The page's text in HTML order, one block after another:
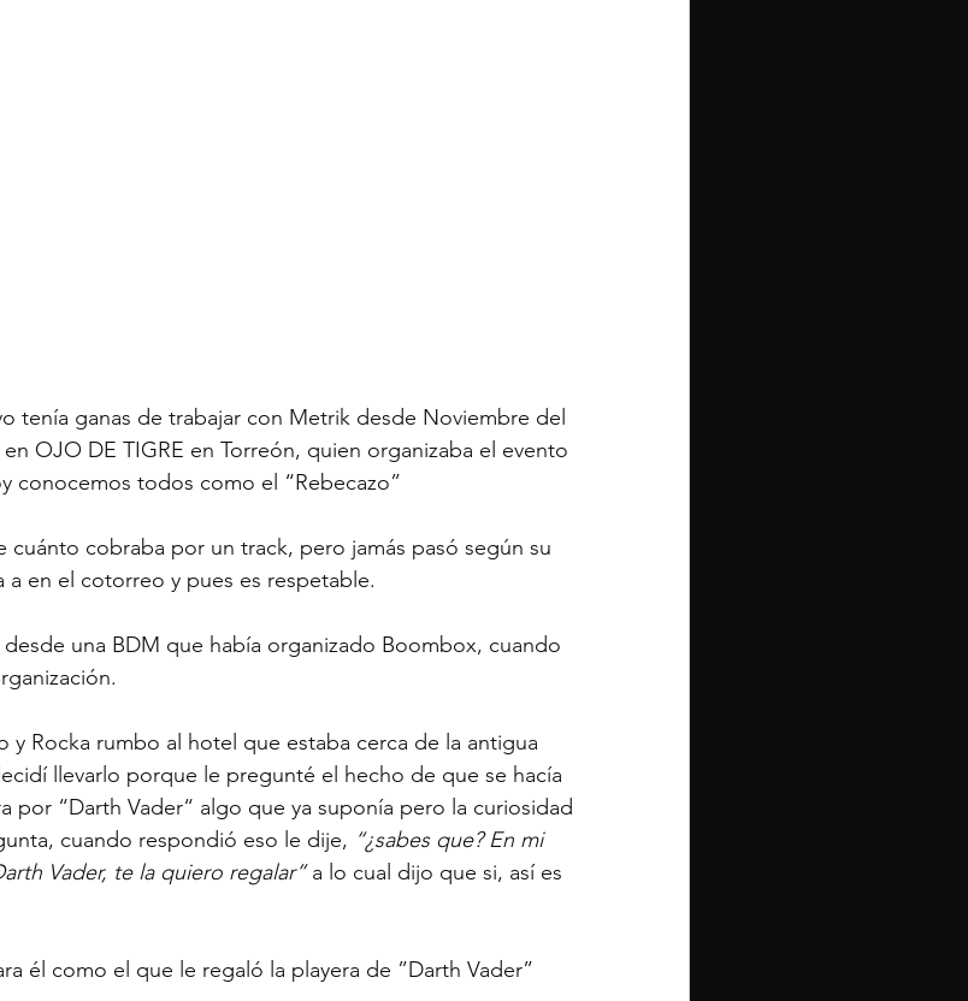
tenía ganas de trabajar con Metrik desde Noviembre del
OJO DE TIGRE en Torreón, quien organizaba el evento
conocemos todos como el “Rebecazo”
cobraba por un track, pero jamás pasó según su
en el cotorreo y pues es respetable.
una BDM que había organizado Boombox, cuando
y Rocka rumbo al hotel que estaba cerca de la antigua
llevarlo porque le pregunté el hecho de que se hacía
por “Darth Vader“ algo que ya suponía pero la curiosidad
cuando respondió eso le dije, “¿sabes que? En mi
Vader, te la quiero regalar” a lo cual dijo que si, así es
él como el que le regaló la playera de ”Darth Vader”